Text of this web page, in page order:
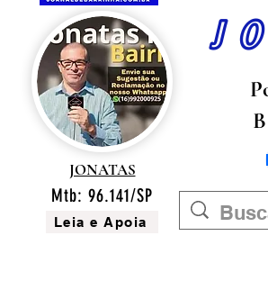
JONATAS
Mtb: 96.141/SP
Leia e Apoia